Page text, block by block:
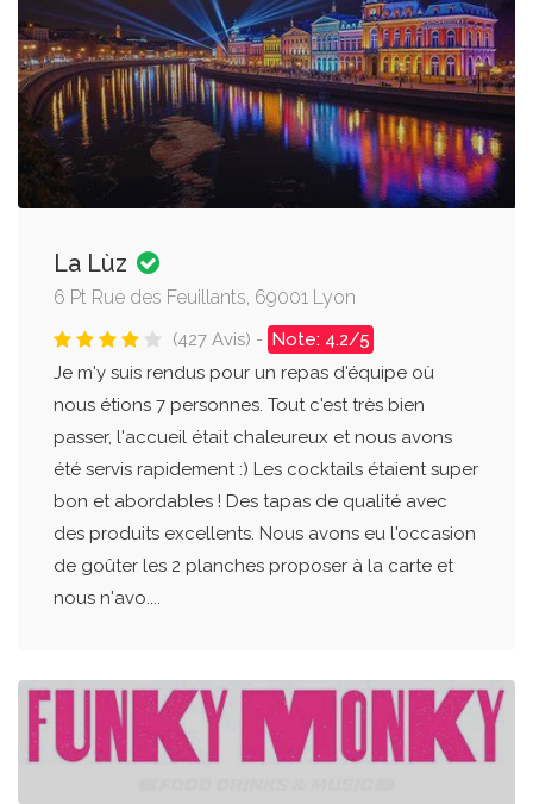
La Lùz
6 Pt Rue des Feuillants, 69001 Lyon
(427 Avis) - Note: 4.2/5
Je m'y suis rendus pour un repas d'équipe où
nous étions 7 personnes. Tout c'est très bien
passer, l'accueil était chaleureux et nous avons
été servis rapidement :) Les cocktails étaient super
bon et abordables ! Des tapas de qualité avec
des produits excellents. Nous avons eu l'occasion
de goûter les 2 planches proposer à la carte et
nous n'avo....